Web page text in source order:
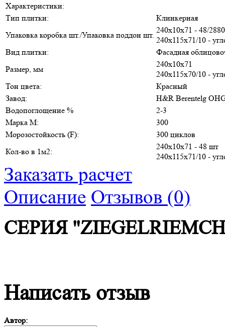
Характеристики:
Тип плитки:
Клинкерная
Упаковка коробка шт./Упаковка поддон шт.
240х10х71 - 48/
240х115х71/10 -
Вид плитки:
Фасадная
Размер, мм
240х10х71
240х115х70/10 -
Тон цвета:
Красный
Завод:
H&R Berentelg
Водопоглощение %
2-3
Марка М:
300
Морозостойкость (F):
300 циклов
Кол-во в 1м2:
240х10х71 - 48 шт
240х115х71/10 -
Заказать расчет
Описание Отзывов (0)
СЕРИЯ
Написать отзыв
Автор: